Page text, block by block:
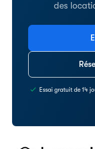
des
Essai gratuit de 14